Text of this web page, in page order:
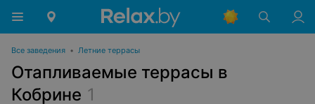
Все заведения • Летние террасы
Отапливаемые террасы в
Кобрине 1